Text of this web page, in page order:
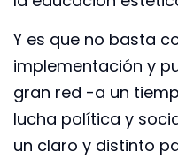
Y es que no basta
implementación y
gran red -a un
lucha política y
un claro y distinto